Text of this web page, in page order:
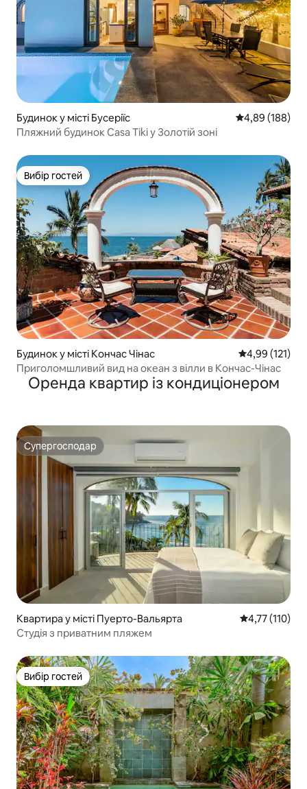
Будинок у місті Бусеріїс Середня
4,89 (188)
Пляжний будинок Casa Tiki у Золотій зоні
Вибір гостей
Вибір гостей
Будинок у місті Кончас Чінас Середня
4,99 (121)
Приголомшливий вид на океан з вілли в Кончас-Чінас
Оренда квартир із кондиціонером
Супергосподар
Супергосподар
Квартира у місті Пуерто-Вальярта Середня
4,77 (110)
Студія з приватним пляжем
Вибір гостей
Вибір гостей